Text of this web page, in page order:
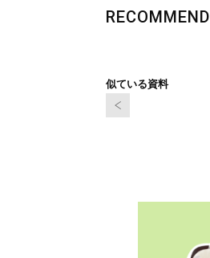
RECOMMEND
似ている資料